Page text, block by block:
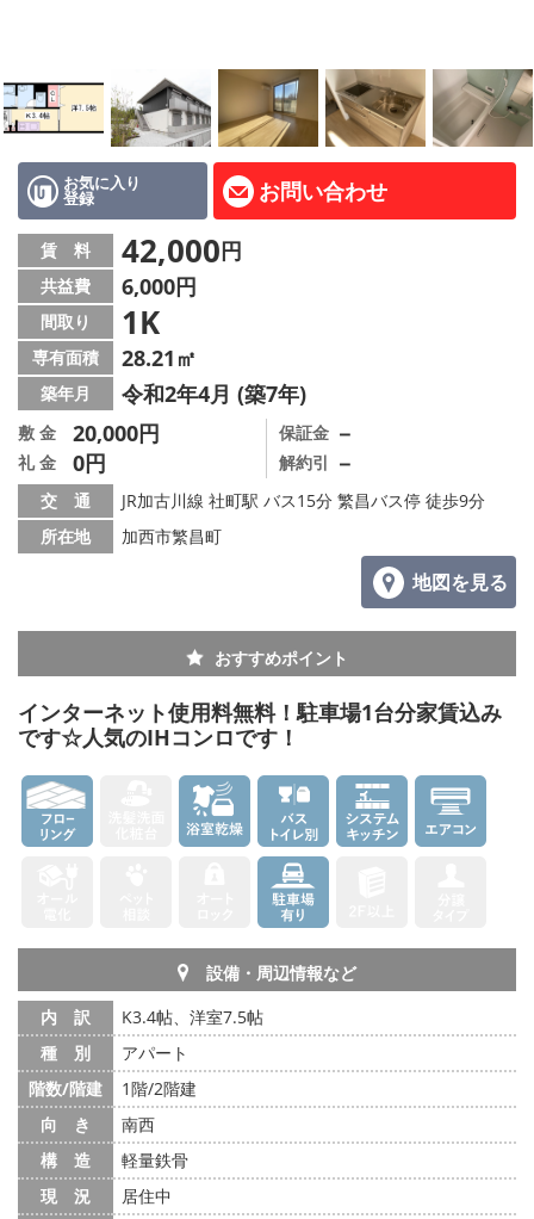
地図から探す
スタッフ紹介
Instagram
店舗情報·アクセス
会社概要
メールでお問い合わせ
お気に入り
登録 お問い合わせ
賃 料 42,000円
共益費 6,000円
間取り 1K
専有面積 28.21㎡
築年月 令和2年4月 (築7年)
敷 金 20,000円
礼 金 0円
保証金 －
解約引 －
交 通
JR加古川線 社町駅 バス15分 繁昌バス停 徒歩9分
所在地
加西市繁昌町
地図を見る
おすすめポイント
インターネット使用料無料！駐車場1台分家賃込み
です☆人気のIHコンロです！
設備・周辺情報など
内 訳
K3.4帖、洋室7.5帖
種 別
アパート
階数/階建
1階/2階建
向 き
南西
構 造
軽量鉄骨
現 況
居住中